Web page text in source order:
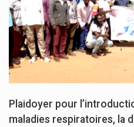
Plaidoyer pour
maladies respiratoires, la